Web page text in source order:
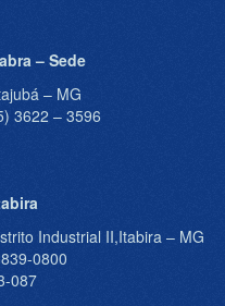
– Sede
– MG
3622 – 3596
Industrial II,Itabira – MG
0800
087